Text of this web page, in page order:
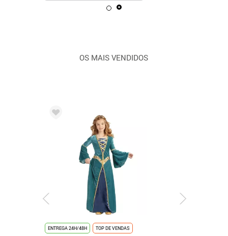
OS MAIS VENDIDOS
ENTREGA 24H/48H TOP DE VENDAS